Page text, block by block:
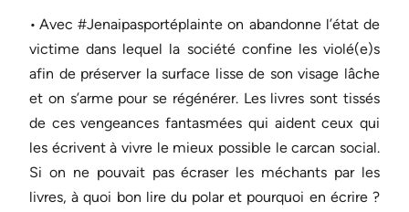
• Avec #Jenaipasportéplainte on abandonne l’état de
victime dans lequel la société confine les violé(e)s
afin de préserver la surface lisse de son visage lâche
et on s’arme pour se régénérer. Les livres sont tissés
de ces vengeances fantasmées qui aident ceux qui
les écrivent à vivre le mieux possible le carcan social.
Si on ne pouvait pas écraser les méchants par les
livres, à quoi bon lire du polar et pourquoi en écrire ?